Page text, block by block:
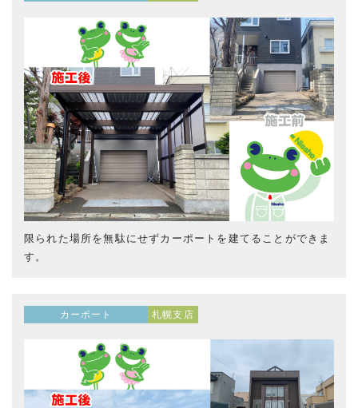
限られた場所を無駄にせずカーポートを建てることができま
す。
カーポート 札幌支店